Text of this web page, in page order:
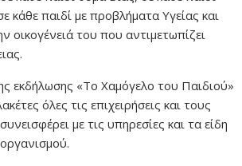
κάθε παιδί με προβλήματα Υγείας και
οικογένειά του που αντιμετωπίζει
εκδήλωσης «Το Χαμόγελο του Παιδιού»
όλες τις επιχειρήσεις και τους
με τις υπηρεσίες και τα είδη